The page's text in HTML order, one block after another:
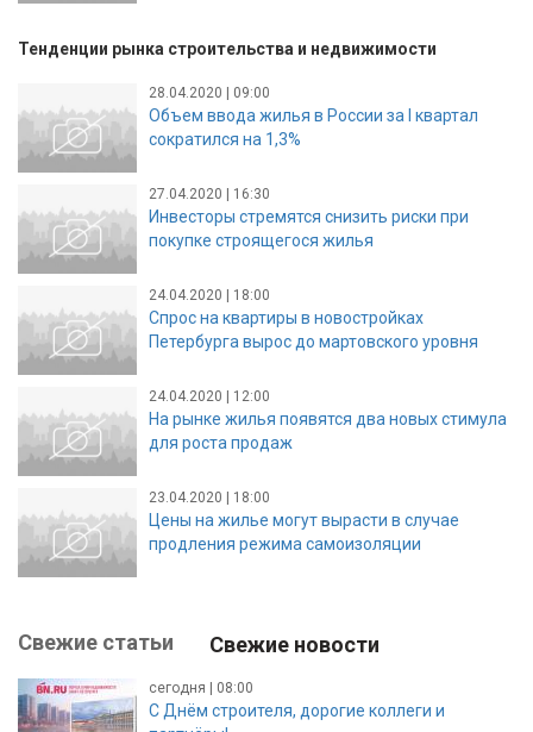
Тенденции рынка строительства и недвижимости
28.04.2020 | 09:00
Объем ввода жилья в России за I квартал
сократился на 1,3%
27.04.2020 | 16:30
Инвесторы стремятся снизить риски при
покупке строящегося жилья
24.04.2020 | 18:00
Спрос на квартиры в новостройках
Петербурга вырос до мартовского уровня
24.04.2020 | 12:00
На рынке жилья появятся два новых стимула
для роста продаж
23.04.2020 | 18:00
Цены на жилье могут вырасти в случае
продления режима самоизоляции
Свежие статьи Свежие новости
сегодня | 08:00
С Днём строителя, дорогие коллеги и